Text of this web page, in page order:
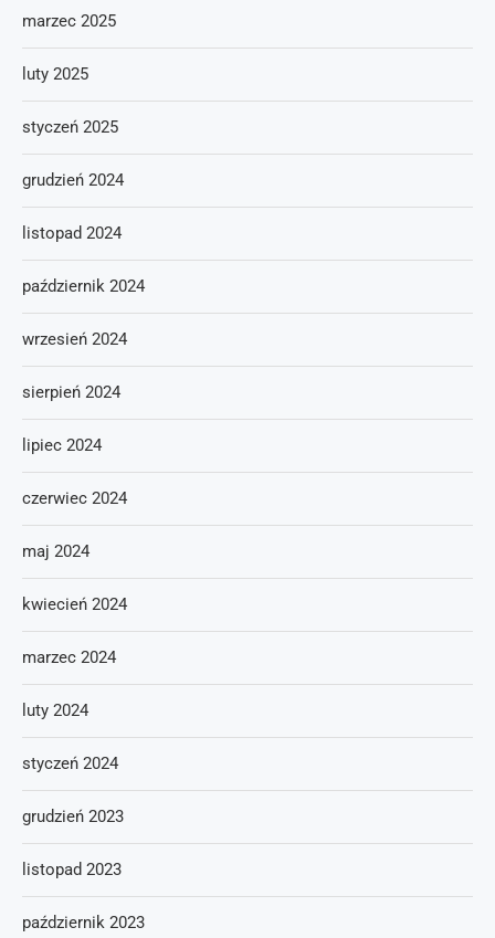
marzec 2025
luty 2025
styczeń 2025
grudzień 2024
listopad 2024
październik 2024
wrzesień 2024
sierpień 2024
lipiec 2024
czerwiec 2024
maj 2024
kwiecień 2024
marzec 2024
luty 2024
styczeń 2024
grudzień 2023
listopad 2023
październik 2023